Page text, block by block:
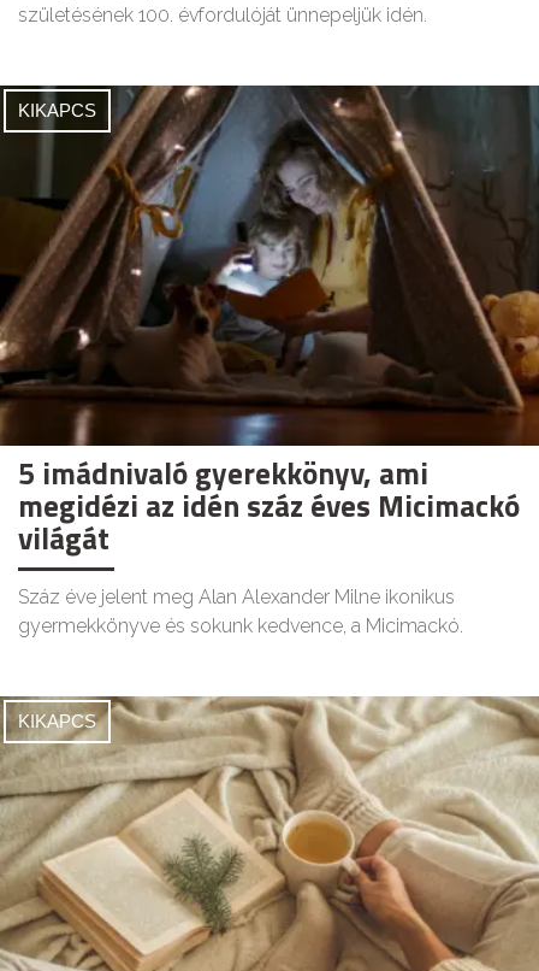
születésének 100. évfordulóját ünnepeljük idén.
KIKAPCS
5 imádnivaló gyerekkönyv, ami
megidézi az idén száz éves Micimackó
világát
Száz éve jelent meg Alan Alexander Milne ikonikus
gyermekkönyve és sokunk kedvence, a Micimackó.
KIKAPCS